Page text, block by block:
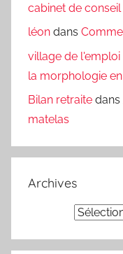
cabinet de
léon dans
village de l'emploi
la morphologie en
Bilan retraite dans
matelas
Archives